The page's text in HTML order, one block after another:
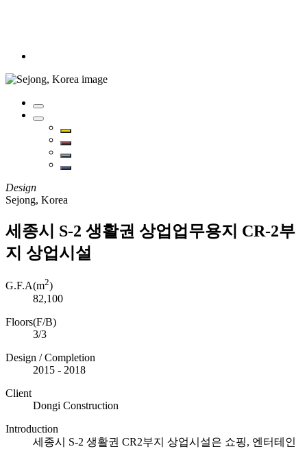
Design
Sejong, Korea
세종시 S-2 생활권 상업업무용지 CR-2부
지 상업시설
G.F.A(m2)
82,100
Floors(F/B)
3/3
Design / Completion
2015 - 2018
Client
Dongi Construction
Introduction
세종시 S-2 생활권 CR2부지 상업시설은 쇼핑, 엔터테인